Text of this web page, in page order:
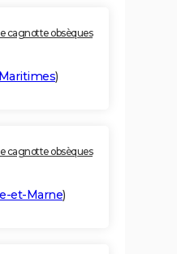
cagnotte obsèques
)
cagnotte obsèques
et-Marne)